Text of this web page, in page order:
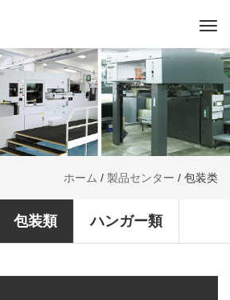
ホーム / 製品センター / 包装类
包装類 ハンガー類